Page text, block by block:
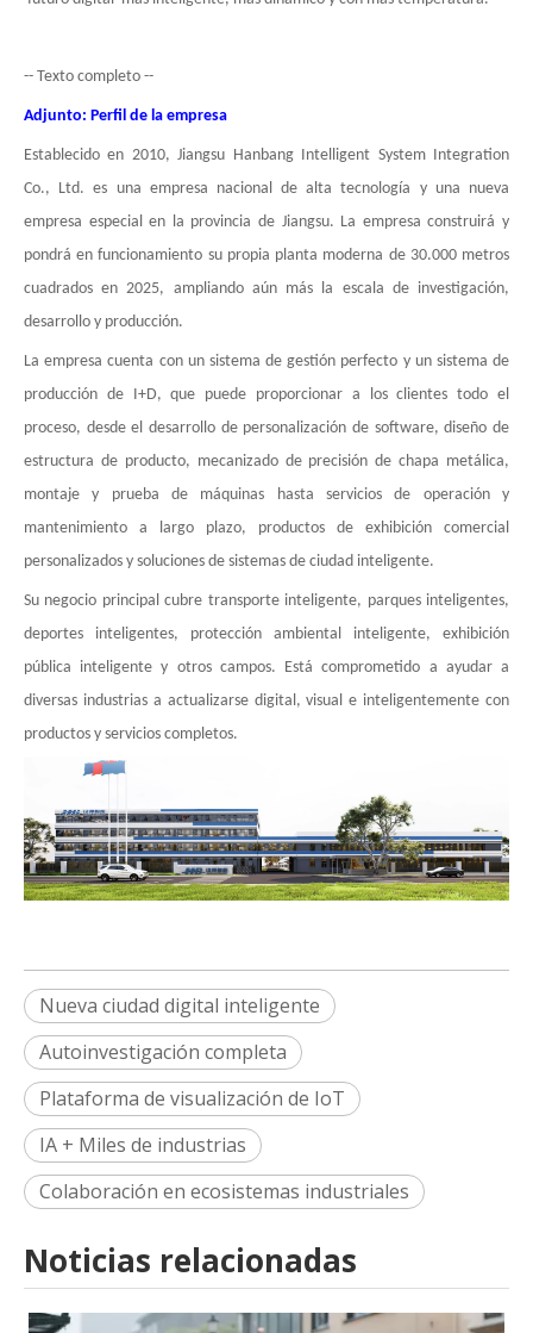
-- Texto completo --
Adjunto: Perfil de la empresa
Establecido en 2010, Jiangsu Hanbang Intelligent System Integration
Co., Ltd. es una empresa nacional de alta tecnología y una nueva
empresa especial en la provincia de Jiangsu. La empresa construirá y
pondrá en funcionamiento su propia planta moderna de 30.000 metros
cuadrados en 2025, ampliando aún más la escala de investigación,
desarrollo y producción.
La empresa cuenta con un sistema de gestión perfecto y un sistema de
producción de I+D, que puede proporcionar a los clientes todo el
proceso, desde el desarrollo de personalización de software, diseño de
estructura de producto, mecanizado de precisión de chapa metálica,
montaje y prueba de máquinas hasta servicios de operación y
mantenimiento a largo plazo, productos de exhibición comercial
personalizados y soluciones de sistemas de ciudad inteligente.
Su negocio principal cubre transporte inteligente, parques inteligentes,
deportes inteligentes, protección ambiental inteligente, exhibición
pública inteligente y otros campos. Está comprometido a ayudar a
diversas industrias a actualizarse digital, visual e inteligentemente con
productos y servicios completos.
Nueva ciudad digital inteligente
Autoinvestigación completa
Plataforma de visualización de IoT
IA + Miles de industrias
Colaboración en ecosistemas industriales
Noticias relacionadas